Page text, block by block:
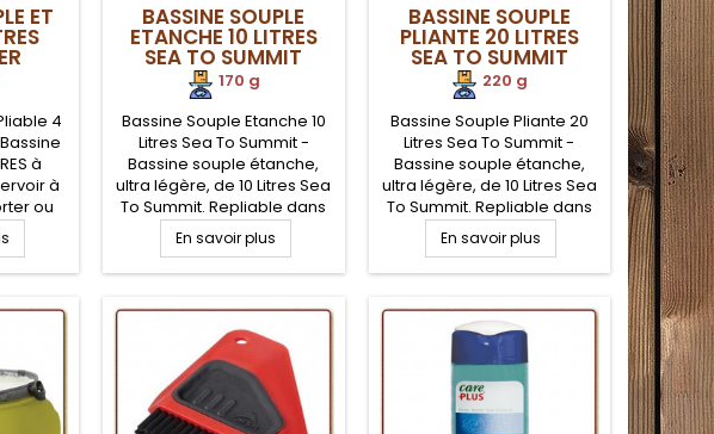
ET
4
à
à
ou
la
au
et
BASSINE SOUPLE
ETANCHE 10 LITRES
SEA TO SUMMIT
170 g
Bassine Souple Etanche 10
Litres Sea To Summit -
Bassine souple étanche,
ultra légère, de 10 Litres Sea
To Summit. Repliable dans
sa housse, cette bassine
étanche est très compacte
et légère, parfaitement
voyage, randonnée légère.
Poignées de transport.
Résiste à l'eau chaude.
En savoir plus
BASSINE SOUPLE
PLIANTE 20 LITRES
SEA TO SUMMIT
220 g
Bassine Souple Pliante 20
Litres Sea To Summit -
Bassine souple étanche,
ultra légère, de 10 Litres Sea
To Summit. Repliable dans
sa housse, cette bassine
étanche est très compacte
et légère, parfaitement
voyage, randonnée légère.
Poignées de transport.
Résiste à l'eau chaude.
En savoir plus